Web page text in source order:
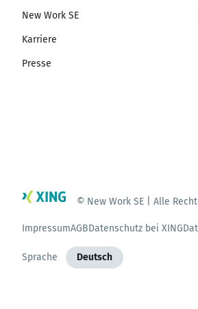
New Work SE
Karriere
Presse
© New Work SE | Alle
ImpressumAGBDatenschutz bei XING
Sprache Deutsch